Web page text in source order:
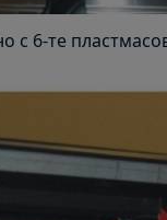
с 6-те